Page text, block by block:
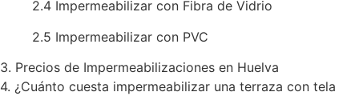
2.4 Impermeabilizar con Fibra de Vidrio
2.5 Impermeabilizar con PVC
3. Precios de Impermeabilizaciones en Huelva
​4. ¿Cuánto cuesta impermeabilizar una terraza con tela